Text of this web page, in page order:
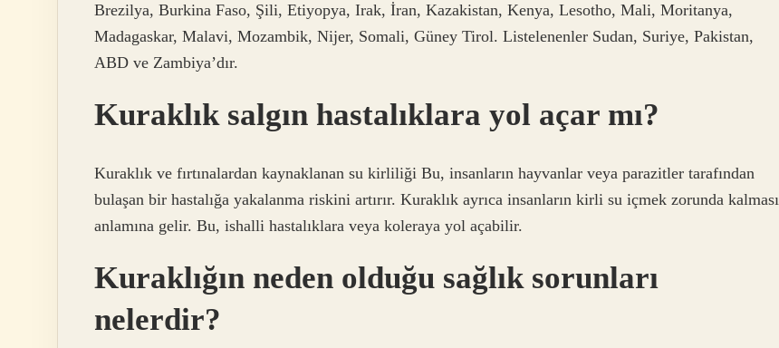
Brezilya, Burkina Faso, Şili, Etiyopya, Irak, İran, Kazakistan, Kenya, Lesotho, Mali, Moritanya,
Madagaskar, Malavi, Mozambik, Nijer, Somali, Güney Tirol. Listelenenler Sudan, Suriye, Pakistan,
ABD ve Zambiya’dır.
Kuraklık salgın hastalıklara yol açar mı?
Kuraklık ve fırtınalardan kaynaklanan su kirliliği Bu, insanların hayvanlar veya parazitler tarafından
bulaşan bir hastalığa yakalanma riskini artırır. Kuraklık ayrıca insanların kirli su içmek zorunda kalması
anlamına gelir. Bu, ishalli hastalıklara veya koleraya yol açabilir.
Kuraklığın neden olduğu sağlık sorunları
nelerdir?